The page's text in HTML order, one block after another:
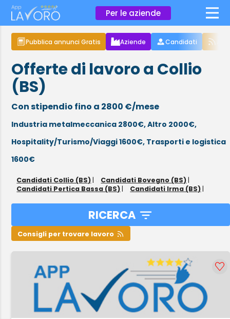
Per le aziende ×
Pubblica annunci Gratis Aziende Candidati
Offerte di lavoro a Collio
(BS)
Con stipendio fino a 2800 €/mese
Industria metalmeccanica 2800€,Altro 2000€,
Hospitality/Turismo/Viaggi 1600€, Trasporti e logistica
1600€
Candidati Collio (BS) | Candidati Bovegno (BS) |
Candidati Pertica Bassa (BS) | Candidati Irma (BS) |
RICERCA
Consigli per trovare lavoro